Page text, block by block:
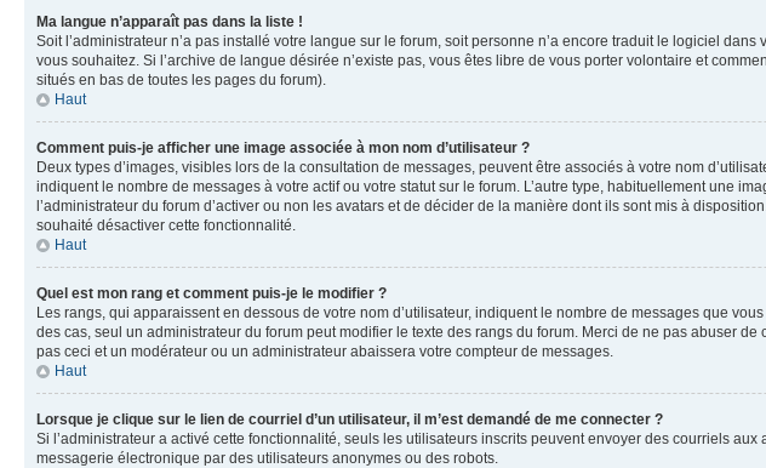
Ma langue n’apparaît pas dans la liste !
Soit l’administrateur n’a pas installé votre langue sur le forum, soit personne n’a encore traduit le logiciel
vous souhaitez. Si l’archive de langue désirée n’existe pas, vous êtes libre de vous porter volontaire et
situés en bas de toutes les pages du forum).
Haut
Comment puis-je afficher une image associée à mon nom d’utilisateur ?
Deux types d’images, visibles lors de la consultation de messages, peuvent être associés à votre nom
indiquent le nombre de messages à votre actif ou votre statut sur le forum. L’autre type, habituellement une
l’administrateur du forum d’activer ou non les avatars et de décider de la manière dont ils sont mis à
souhaité désactiver cette fonctionnalité.
Haut
Quel est mon rang et comment puis-je le modifier ?
Les rangs, qui apparaissent en dessous de votre nom d’utilisateur, indiquent le nombre de messages que
des cas, seul un administrateur du forum peut modifier le texte des rangs du forum. Merci de ne pas abuser
pas ceci et un modérateur ou un administrateur abaissera votre compteur de messages.
Haut
Lorsque je clique sur le lien de courriel d’un utilisateur, il m’est demandé de me connecter ?
Si l’administrateur a activé cette fonctionnalité, seuls les utilisateurs inscrits peuvent envoyer des courriels
messagerie électronique par des utilisateurs anonymes ou des robots.